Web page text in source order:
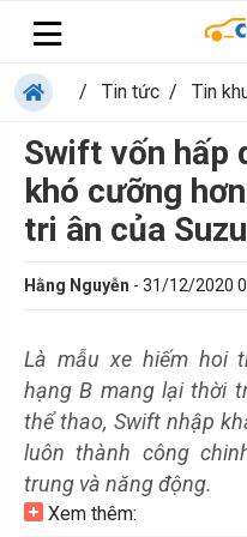
/ Tin tức / Tin
Swift vốn hấp
khó cưỡng
tri ân của
Hằng Nguyễn - 31/12/2020
Là mẫu xe hiếm hoi
hạng B mang lại thời
thể thao, Swift nhập
luôn thành công
trung và năng động.
Xem thêm: